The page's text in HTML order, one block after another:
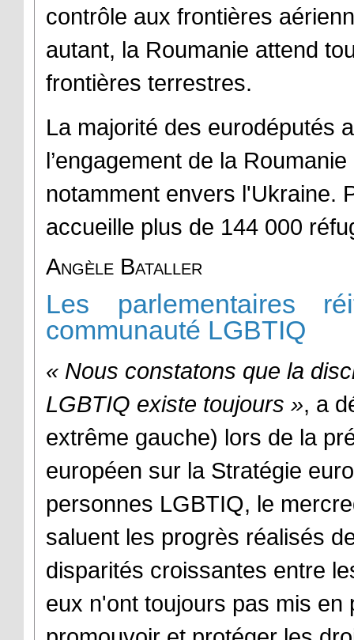
contrôle aux frontières
autant, la Roumanie attend
frontières terrestres.
La majorité des eurodéputés
l’engagement de la
notamment envers l'Ukraine.
accueille plus de 144 000
Angèle Bataller
Les parlementaires
communauté LGBTIQ
« Nous constatons que la
LGBTIQ existe toujours », a
extrême gauche) lors de la
européen sur la Stratégie
personnes LGBTIQ, le
saluent les progrès réalisés
disparités croissantes entre
eux n'ont toujours pas mis en